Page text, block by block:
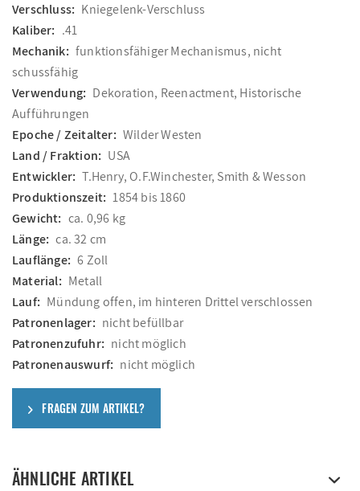
Verschluss: Kniegelenk-Verschluss
Kaliber: .41
Mechanik: funktionsfähiger Mechanismus, nicht
schussfähig
Verwendung: Dekoration, Reenactment, Historische
Aufführungen
Epoche / Zeitalter: Wilder Westen
Land / Fraktion: USA
Entwickler: T.Henry, O.F.Winchester, Smith & Wesson
Produktionszeit: 1854 bis 1860
Gewicht: ca. 0,96 kg
Länge: ca. 32 cm
Lauflänge: 6 Zoll
Material: Metall
Lauf: Mündung offen, im hinteren Drittel verschlossen
Patronenlager: nicht befüllbar
Patronenzufuhr: nicht möglich
Patronenauswurf: nicht möglich
FRAGEN ZUM ARTIKEL?
ÄHNLICHE ARTIKEL